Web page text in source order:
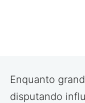
Enquanto
disputando